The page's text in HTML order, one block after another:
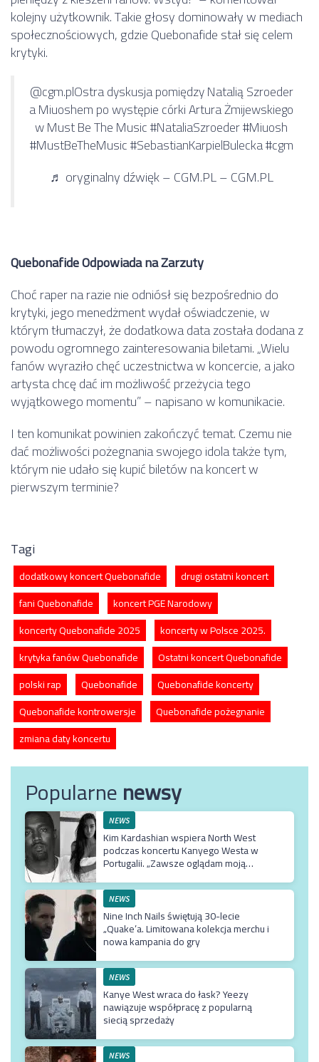
kolejny użytkownik. Takie głosy dominowały w mediach
społecznościowych, gdzie Quebonafide stał się celem
krytyki.
@cgm.plOstra dyskusja pomiędzy Natalią Szroeder
a Miuoshem po występie córki Artura Żmijewskiego
w Must Be The Music #NataliaSzroeder #Miuosh
#MustBeTheMusic #SebastianKarpielBulecka #cgm
♬ oryginalny dźwięk – CGM.PL – CGM.PL
Quebonafide Odpowiada na Zarzuty
Choć raper na razie nie odniósł się bezpośrednio do
krytyki, jego menedżment wydał oświadczenie, w
którym tłumaczył, że dodatkowa data została dodana z
powodu ogromnego zainteresowania biletami. „Wielu
fanów wyraziło chęć uczestnictwa w koncercie, a jako
artysta chcę dać im możliwość przeżycia tego
wyjątkowego momentu” – napisano w komunikacie.
I ten komunikat powinien zakończyć temat. Czemu nie
dać możliwości pożegnania swojego idola także tym,
którym nie udało się kupić biletów na koncert w
pierwszym terminie?
Tagi
dodatkowy koncert Quebonafide
drugi ostatni koncert
fani Quebonafide
koncert PGE Narodowy
koncerty Quebonafide 2025
koncerty w Polsce 2025.
krytyka fanów Quebonafide
Ostatni koncert Quebonafide
polski rap
Quebonafide
Quebonafide koncerty
Quebonafide kontrowersje
Quebonafide pożegnanie
zmiana daty koncertu
Popularnenewsy
NEWS
Kim Kardashian wspiera North West
podczas koncertu Kanyego Westa w
Portugalii. „Zawsze oglądam moją
NEWS
Nine Inch Nails świętują 30-lecie
„Quake’a. Limitowana kolekcja merchu i
nowa kampania do gry
NEWS
Kanye West wraca do łask? Yeezy
nawiązuje współpracę z popularną
siecią sprzedaży
NEWS